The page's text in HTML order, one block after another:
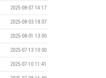
2025-08-07 14:17
2025-08-03 18:07
2025-08-01 13:00
2025-07-13 10:00
2025-07-10 11:41